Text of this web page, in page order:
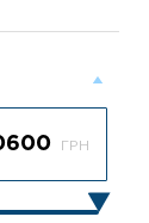
ГРН